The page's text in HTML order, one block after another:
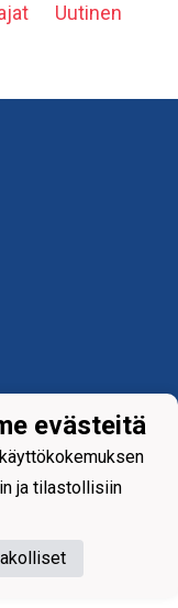
Uutinen
evästeitä
ja tilastollisiin